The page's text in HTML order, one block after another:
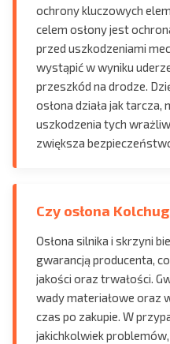
ochrony kluczowych
celem osłony jest
przed uszkodzeniami
wystąpić w wyniku
przeszkód na drodze.
osłona działa jak tarcza,
uszkodzenia tych
zwiększa
Czy osłona
Osłona silnika i skrzyni
gwarancją producenta,
jakości oraz trwałości.
wady materiałowe oraz
czas po zakupie. W
jakichkolwiek